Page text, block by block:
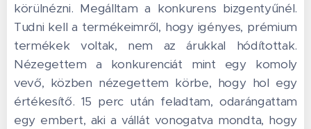
körülnézni. Megálltam a konkurens bizgentyűnél.
Tudni kell a termékeimről, hogy igényes, prémium
termékek voltak, nem az árukkal hódítottak.
Nézegettem a konkurenciát mint egy komoly
vevő, közben nézegettem körbe, hogy hol egy
értékesítő. 15 perc után feladtam, odarángattam
egy embert, aki a vállát vonogatva mondta, hogy